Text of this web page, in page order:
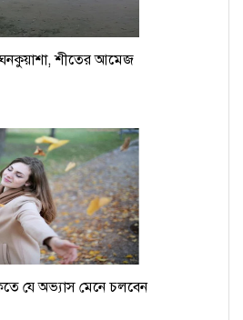
শীতের আমেজ
যে অভ্যাস মেনে চলবেন